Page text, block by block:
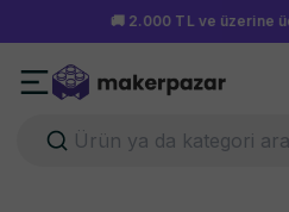
Hafta içi 15.00'a kadar verilen